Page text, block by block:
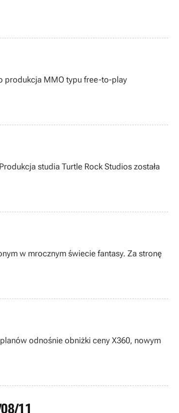
produkcja MMO typu free-to-play
studia Turtle Rock Studios została
w mrocznym świecie fantasy. Za stronę
odnośnie obniżki ceny X360, nowym
11